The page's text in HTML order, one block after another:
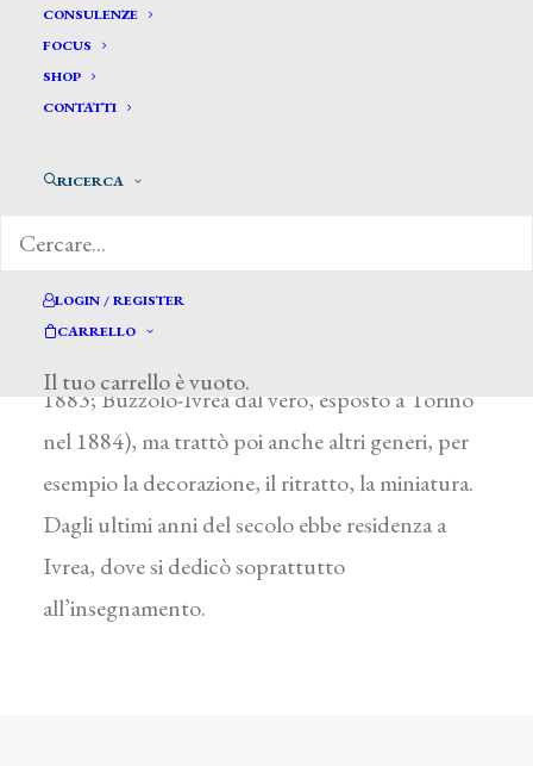
CONSULENZE
FOCUS
SHOP
CONTATTI
RICERCA
LOGIN / REGISTER
CARRELLO
Il tuo carrello è vuoto.
Allera Cavour*
ALLERA CAVOUR
Compiuti i primi studi alla scuola comunale di
l’influenza del maestro dipinse i primi paesaggi
1883; Buzzolo-Ivrea dal vero, esposto a Torino
nel 1884), ma trattò poi anche altri generi, per
esempio la decorazione, il ritratto, la miniatura.
Dagli ultimi anni del secolo ebbe residenza a
Ivrea, dove si dedicò soprattutto
all’insegnamento.